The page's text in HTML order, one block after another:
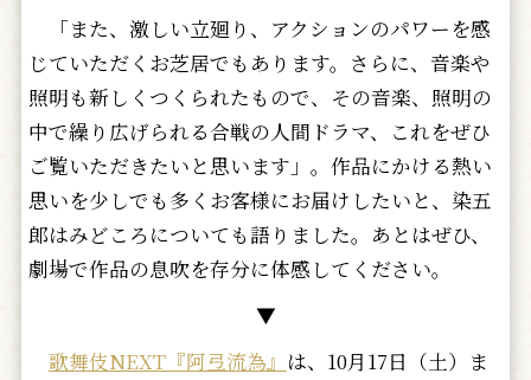
「また、激しい立廻り、アクションのパワーを感
じていただくお芝居でもあります。さらに、音楽や
照明も新しくつくられたもので、その音楽、照明の
中で繰り広げられる合戦の人間ドラマ、これをぜひ
ご覧いただきたいと思います」。作品にかける熱い
思いを少しでも多くお客様にお届けしたいと、染五
郎はみどころについても語りました。あとはぜひ、
劇場で作品の息吹を存分に体感してください。
▼
歌舞伎NEXT『阿弖流為』 は、10月17日（土）ま